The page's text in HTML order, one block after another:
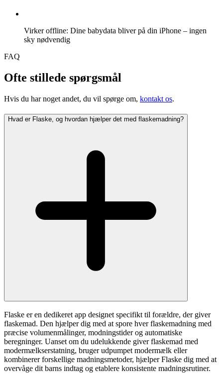
Virker offline: Dine babydata bliver på din iPhone – ingen
sky nødvendig
FAQ
Ofte stillede spørgsmål
Hvis du har noget andet, du vil spørge om, kontakt os.
Hvad er Flaske, og hvordan hjælper det med flaskemadning?
Flaske er en dedikeret app designet specifikt til forældre, der giver
flaskemad. Den hjælper dig med at spore hver flaskemadning med
præcise volumenmålinger, modningstider og automatiske
beregninger. Uanset om du udelukkende giver flaskemad med
modermælkserstatning, bruger udpumpet modermælk eller
kombinerer forskellige madningsmetoder, hjælper Flaske dig med at
overvåge dit barns indtag og etablere konsistente madningsrutiner.